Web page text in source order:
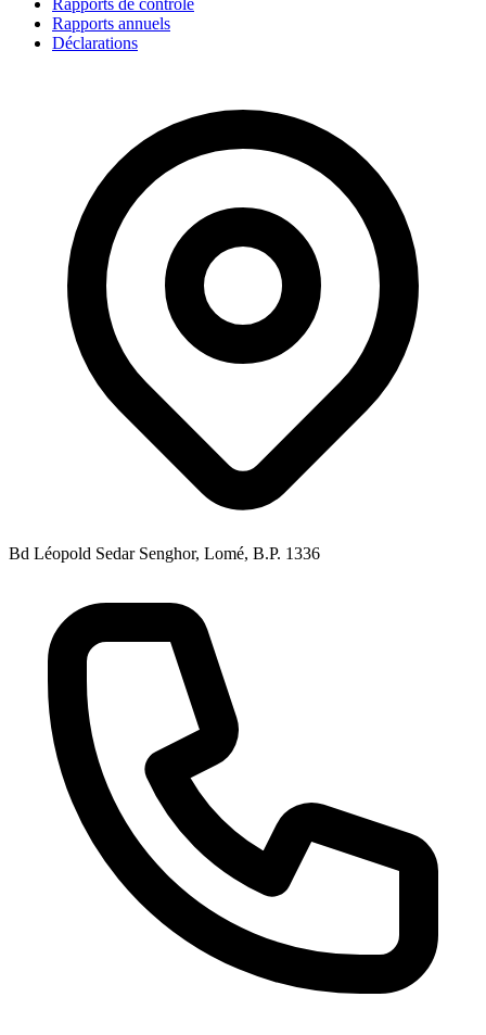
Rapports annuels
Déclarations
Bd Léopold Sedar Senghor, Lomé, B.P. 1336